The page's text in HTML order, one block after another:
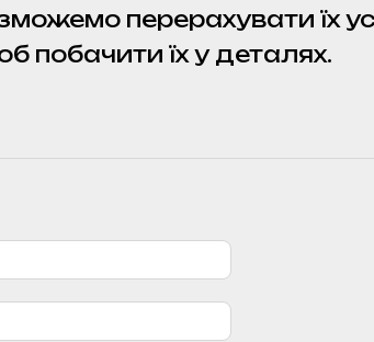
перерахувати їх
побачити їх у деталях.